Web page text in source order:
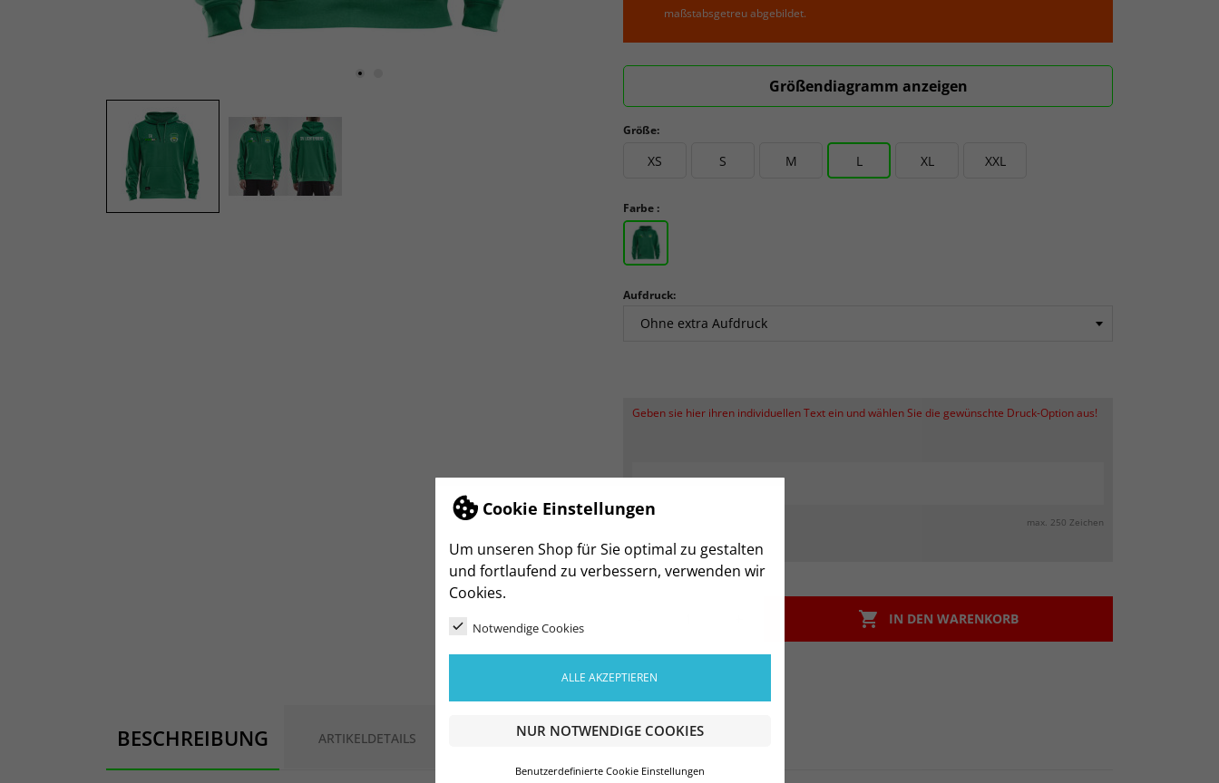
Cookie Einstellungen
Um unseren Shop für Sie optimal zu gestalten
und fortlaufend zu verbessern, verwenden wir
Cookies.
Notwendige Cookies
ALLE AKZEPTIEREN
NUR NOTWENDIGE COOKIES
Benutzerdefinierte Cookie Einstellungen
maßstabsgetreu abgebildet.
Größendiagramm anzeigen
Größe:
XS S M L XL XXL
Farbe :
Aufdruck:
Geben sie hier ihren individuellen Text ein und wählen Sie die gewünschte Druck-Option aus!
max. 250 Zeichen
 IN DEN WARENKORB
BESCHREIBUNG ARTIKELDETAILS